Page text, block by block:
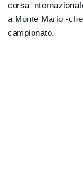
corsa
a Monte Mario -
campionato.